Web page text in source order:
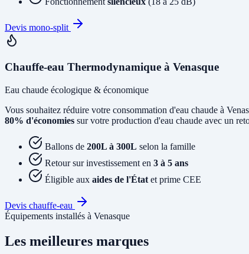
Devis mono-split
Chauffe-eau Thermodynamique à Venasque
Eau chaude écologique & économique
Vous souhaitez réduire votre consommation d'eau chaude à
80% d'économies sur votre production d'eau chaude avec un
Ballons de 200L à 300L selon la famille
Retour sur investissement en 3 à 5 ans
Éligible aux aides de l'État et prime CEE
Devis chauffe-eau
Équipements installés à Venasque
Les meilleures marques